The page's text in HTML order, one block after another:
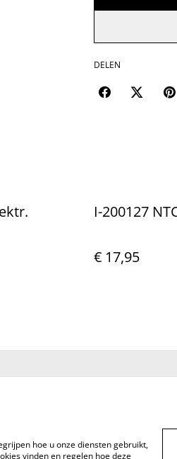
DELEN
I-200127
€ 17,95
hoe u onze diensten gebruikt,
vinden en regelen hoe deze